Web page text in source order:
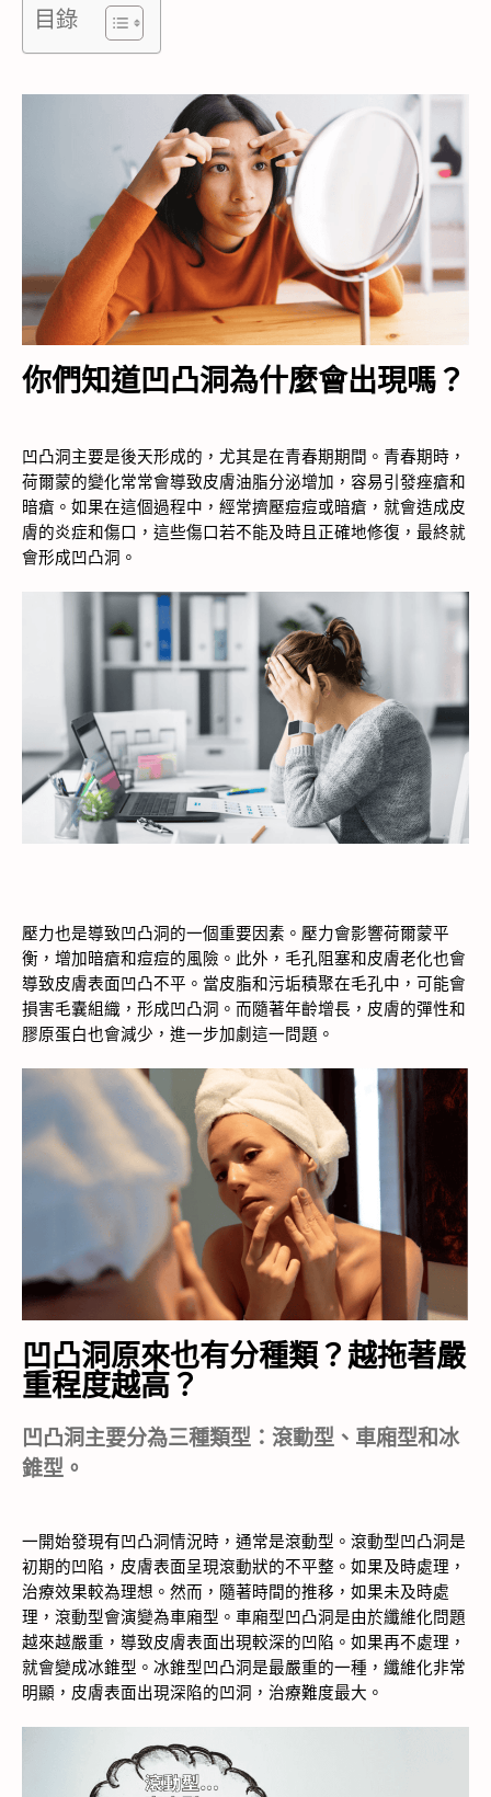
目錄
你們知道凹凸洞為什麼會出現嗎？
凹凸洞主要是後天形成的，尤其是在青春期期間。青春期時，
荷爾蒙的變化常常會導致皮膚油脂分泌增加，容易引發痤瘡和
暗瘡。如果在這個過程中，經常擠壓痘痘或暗瘡，就會造成皮
膚的炎症和傷口，這些傷口若不能及時且正確地修復，最終就
會形成凹凸洞。
壓力也是導致凹凸洞的一個重要因素。壓力會影響荷爾蒙平
衡，增加暗瘡和痘痘的風險。此外，毛孔阻塞和皮膚老化也會
導致皮膚表面凹凸不平。當皮脂和污垢積聚在毛孔中，可能會
損害毛囊組織，形成凹凸洞。而隨著年齡增長，皮膚的彈性和
膠原蛋白也會減少，進一步加劇這一問題。
凹凸洞原來也有分種類？越拖著嚴
重程度越高？
凹 凸洞主要分為三種類型：滾動型、車廂型和冰
錐型。
一開始發現有凹凸洞情況時，通常是滾動型。滾動型凹凸洞是
初期的凹陷，皮膚表面呈現滾動狀的不平整。如果及時處理，
治療效果較為理想。然而，隨著時間的推移，如果未及時處
理，滾動型會演變為車廂型。車廂型凹凸洞是由於纖維化問題
越來越嚴重，導致皮膚表面出現較深的凹陷。如果再不處理，
就會變成冰錐型。冰錐型凹凸洞是最嚴重的一種，纖維化非常
明顯，皮膚表面出現深陷的凹洞，治療難度最大。